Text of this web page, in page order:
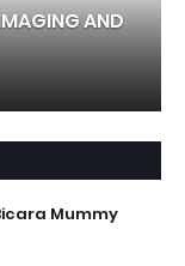
AND
Mummy